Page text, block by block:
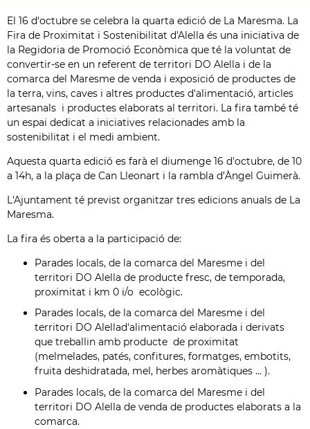
El 16 d'octubre se celebra la quarta edició de La Maresma. La
Fira de Proximitat i Sostenibilitat d'Alella és una iniciativa de
la Regidoria de Promoció Econòmica que té la voluntat de
convertir-se en un referent de territori DO Alella i de la
comarca del Maresme de venda i exposició de productes de
la terra, vins, caves i altres productes d'alimentació, articles
artesanals i productes elaborats al territori. La fira també té
un espai dedicat a iniciatives relacionades amb la
sostenibilitat i el medi ambient.
Aquesta quarta edició es farà el diumenge 16 d'octubre, de 10
a 14h, a la plaça de Can Lleonart i la rambla d’Àngel Guimerà.
L'Ajuntament té previst organitzar tres edicions anuals de La
Maresma.
La fira és oberta a la participació de:
Parades locals, de la comarca del Maresme i del
territori DO Alella de producte fresc, de temporada,
proximitat i km 0 i/o ecològic.
Parades locals, de la comarca del Maresme i del
territori DO Alellad'alimentació elaborada i derivats
que treballin amb producte de proximitat
(melmelades, patés, confitures, formatges, embotits,
fruita deshidratada, mel, herbes aromàtiques ... ).
Parades locals, de la comarca del Maresme i del
territori DO Alella de venda de productes elaborats a la
comarca.